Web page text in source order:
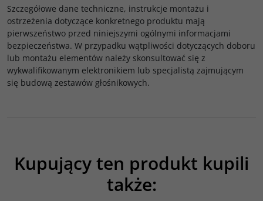
Szczegółowe dane techniczne, instrukcje montażu i
ostrzeżenia dotyczące konkretnego produktu mają
pierwszeństwo przed niniejszymi ogólnymi informacjami
bezpieczeństwa. W przypadku wątpliwości dotyczących doboru
lub montażu elementów należy skonsultować się z
wykwalifikowanym elektronikiem lub specjalistą zajmującym
się budową zestawów głośnikowych.
Kupujący ten produkt kupili
także: